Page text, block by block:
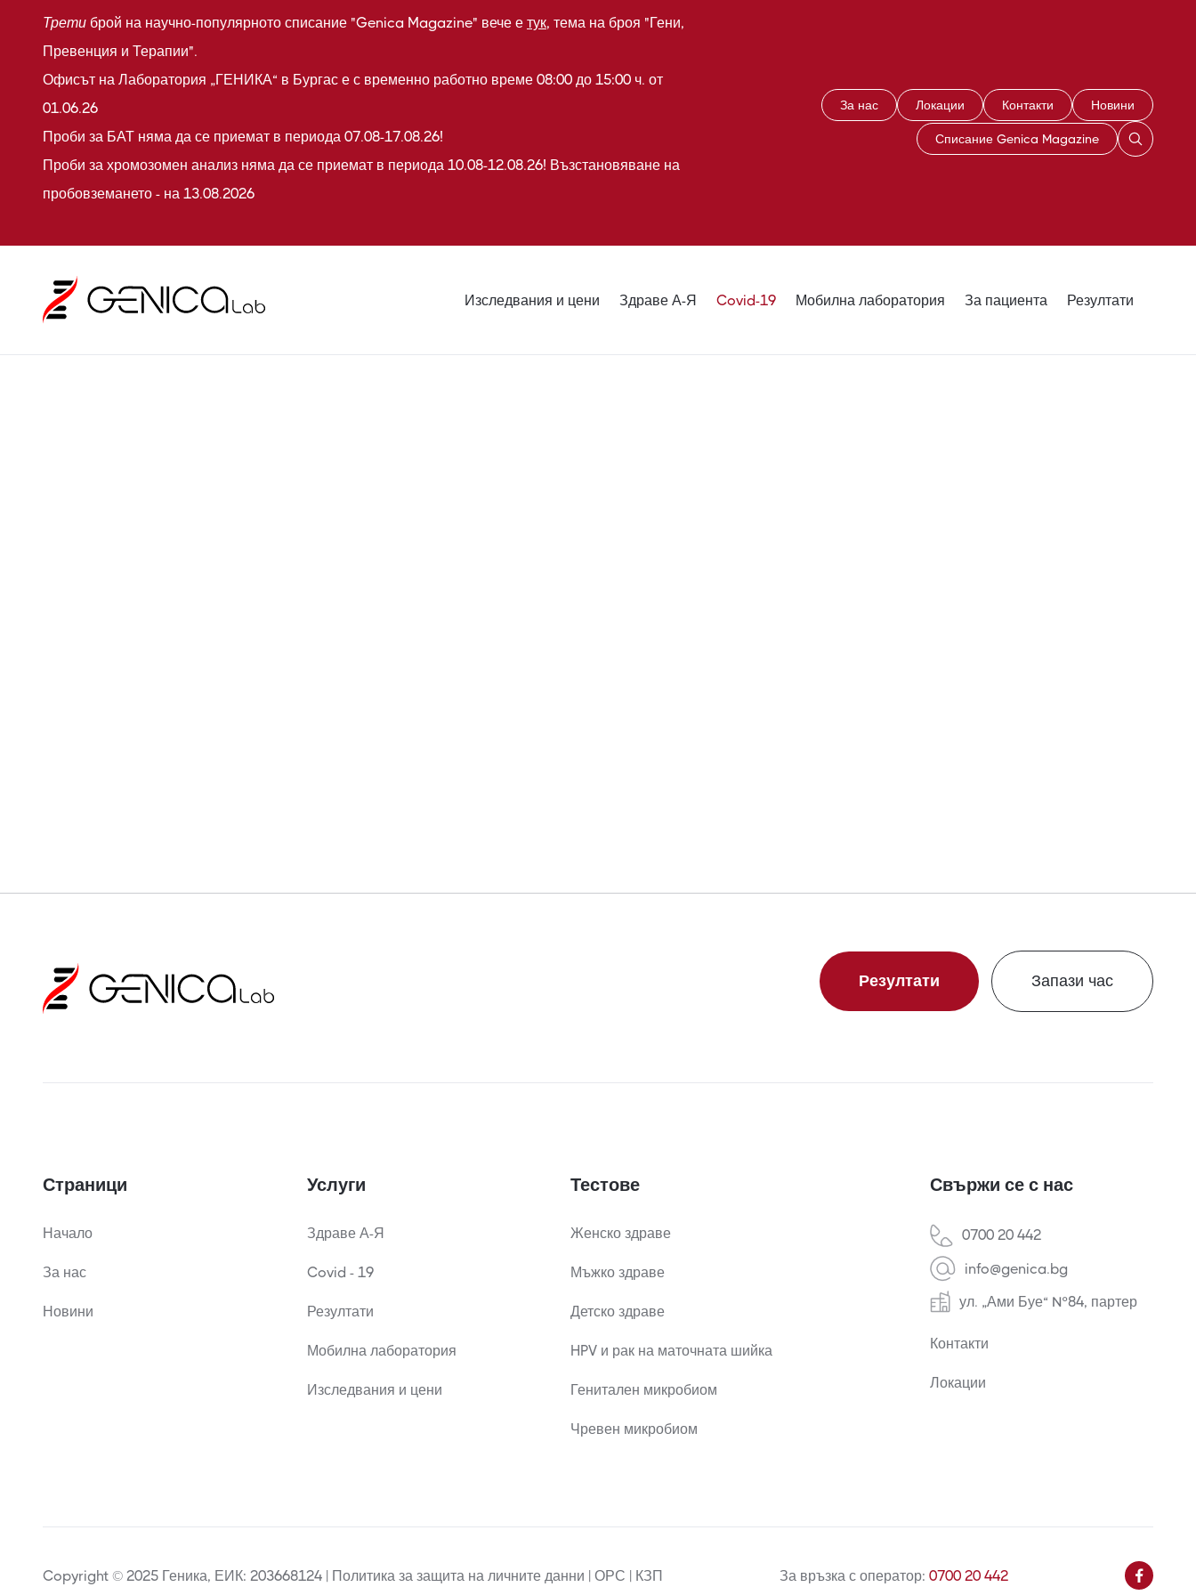
Трети брой на научно-популярното списание "Genica Magazine" вече е тук, тема на броя "Гени,
Превенция и Терапии".
Офисът на Лаборатория „ГЕНИКА“ в Бургас е с временно работно време 08:00 до 15:00 ч. от
01.06.26
Проби за БАТ няма да се приемат в периода 07.08-17.08.26!
Проби за хромозомен анализ няма да се приемат в периода 10.08-12.08.26! Възстановяване на
пробовземането - на 13.08.2026
За нас Локации Контакти Новини
Списание Genica Magazine
Изследвания и цени Здраве А-Я Covid-19 Мобилна лаборатория За пациента Резултати
Резултати Запази час
Страници
Начало
За нас
Новини
Услуги
Здраве А-Я
Covid - 19
Резултати
Мобилна лаборатория
Изследвания и цени
Тестове
Женско здраве
Мъжко здраве
Детско здраве
HPV и рак на маточната шийка
Генитален микробиом
Чревен микробиом
Свържи се с нас
0700 20 442
info@genica.bg
ул. „Ами Буе“ №84, партер
Контакти
Локации
Copyright © 2025 Геника, ЕИК: 203668124 | Политика за защита на личните данни | ОРС | КЗП За връзка с оператор: 0700 20 442 